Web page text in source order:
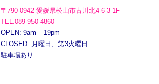
〒790-0942 愛媛県松山市古川北4-6-3 1F
TEL.089-950-4860
OPEN: 9am – 19pm
CLOSED: 月曜日、第3火曜日
駐車場あり